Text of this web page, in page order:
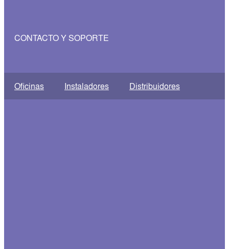
CONTACTO Y SOPORTE
Oficinas Instaladores Distribuidores